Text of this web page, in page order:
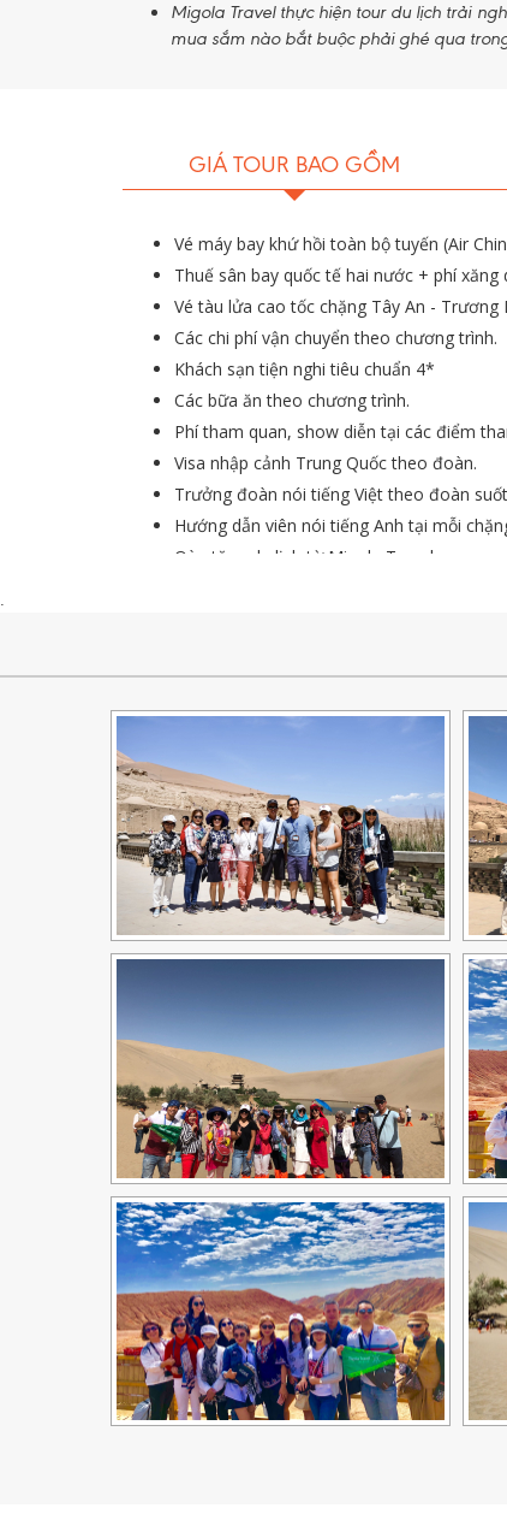
Migola Travel thực hiện tour du lịch trải
mua sắm nào bắt buộc phải ghé qua
GIÁ TOUR BAO GỒM
Vé máy bay khứ hồi toàn bộ tuyến (Air
Thuế sân bay quốc tế hai nước + phí
Vé tàu lửa cao tốc chặng Tây An -
Các chi phí vận chuyển theo chương trình.
Khách sạn tiện nghi tiêu chuẩn 4*
Các bữa ăn theo chương trình.
Phí tham quan, show diễn tại các điểm
Visa nhập cảnh Trung Quốc theo đoàn.
Trưởng đoàn nói tiếng Việt theo đoàn
Hướng dẫn viên nói tiếng Anh tại mỗi
Qùa tặng du lịch từ Migola Travel.
Bảo hiểm du lịch với mức bồi thường cao
.